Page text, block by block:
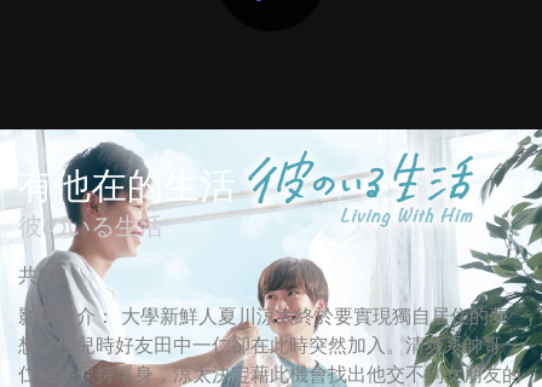
有他在的生活
彼のいる生活
共8集
影集簡介： 大學新鮮人夏川涼太終於要實現獨自居住的夢
想，但兒時好友田中一仁卻在此時突然加入。清爽系帥哥一
仁始終保持單身，涼太決定藉此機會找出他交不到女朋友的